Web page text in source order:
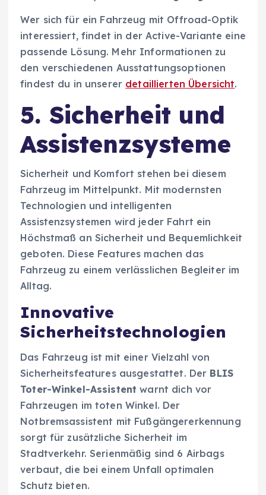
Wer sich für ein Fahrzeug mit Offroad-Optik
interessiert, findet in der Active-Variante eine
passende Lösung. Mehr Informationen zu
den verschiedenen Ausstattungsoptionen
findest du in unserer detaillierten Übersicht.
5. Sicherheit und
Assistenzsysteme
Sicherheit und Komfort stehen bei diesem
Fahrzeug im Mittelpunkt. Mit modernsten
Technologien und intelligenten
Assistenzsystemen wird jeder Fahrt ein
Höchstmaß an Sicherheit und Bequemlichkeit
geboten. Diese Features machen das
Fahrzeug zu einem verlässlichen Begleiter im
Alltag.
Innovative
Sicherheitstechnologien
Das Fahrzeug ist mit einer Vielzahl von
Sicherheitsfeatures ausgestattet. Der BLIS
Toter-Winkel-Assistent warnt dich vor
Fahrzeugen im toten Winkel. Der
Notbremsassistent mit Fußgängererkennung
sorgt für zusätzliche Sicherheit im
Stadtverkehr. Serienmäßig sind 6 Airbags
verbaut, die bei einem Unfall optimalen
Schutz bieten.